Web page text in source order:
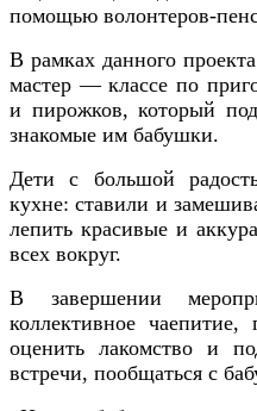
помощью волонтеров-
В рамках данного
мастер — классе по
и пирожков, который
знакомые им бабушки.
Дети с большой
кухне: ставили и
лепить красивые и
всех вокруг.
В завершении
коллективное
оценить лакомство и
встречи, пообщаться с